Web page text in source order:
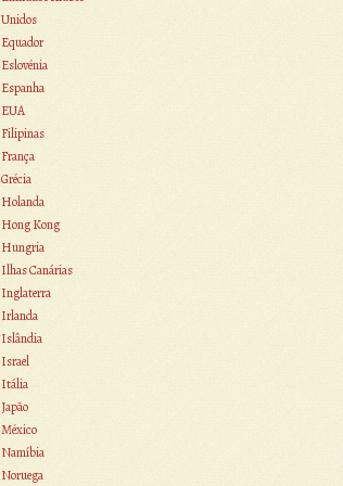
Unidos
Equador
Eslovénia
Espanha
EUA
Filipinas
França
Grécia
Holanda
Hong Kong
Hungria
Ilhas Canárias
Inglaterra
Irlanda
Islândia
Israel
Itália
Japão
México
Namíbia
Noruega